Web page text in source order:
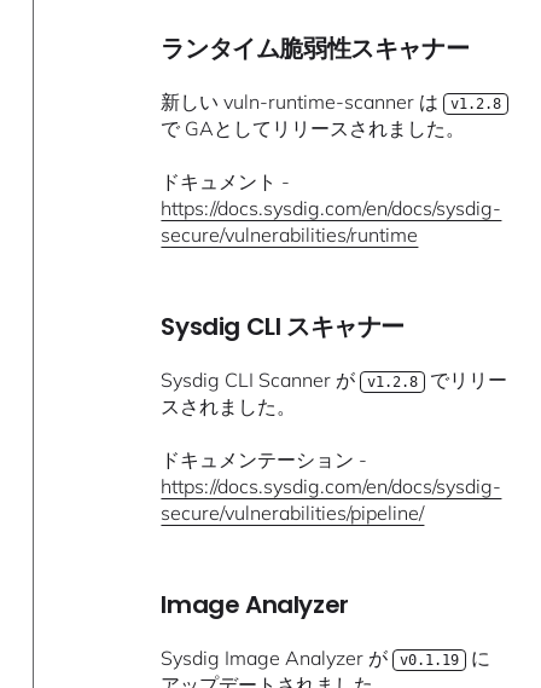
ランタイム脆弱性スキャナー
新しい vuln-runtime-scanner は v1.2.8
で GAとしてリリースされました。
ドキュメント -
https://docs.sysdig.com/en/docs/sysdig-
secure/vulnerabilities/runtime
Sysdig CLI スキャナー
Sysdig CLI Scanner が v1.2.8 でリリー
スされました。
ドキュメンテーション -
https://docs.sysdig.com/en/docs/sysdig-
secure/vulnerabilities/pipeline/
Image Analyzer
Sysdig Image Analyzer が v0.1.19 に